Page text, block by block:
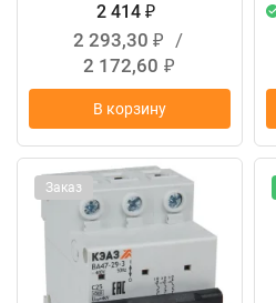
2 414 ₽
2 293,30 ₽
/
2 172,60 ₽
В корзину
Заказ